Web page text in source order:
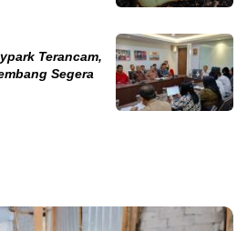
Terancam,
Segera